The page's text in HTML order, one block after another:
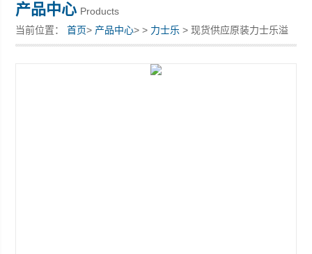
产品中心 Products
当前位置：首页> 产品中心> > 力士乐 > 现货供应原装力士乐溢
流阀 R900472020 DR6DP2-5X/150YM